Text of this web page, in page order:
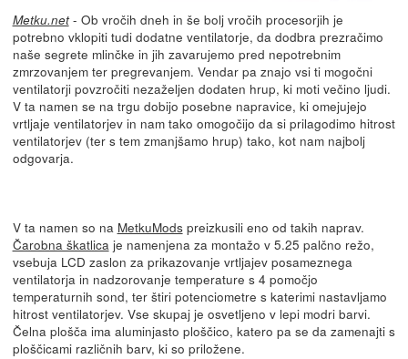
Metku.net- Ob vročih dneh in še bolj vročih procesorjih je
potrebno vklopiti tudi dodatne ventilatorje, da dodbra prezračimo
naše segrete mlinčke in jih zavarujemo pred nepotrebnim
zmrzovanjem ter pregrevanjem. Vendar pa znajo vsi ti mogočni
ventilatorji povzročiti nezaželjen dodaten hrup, ki moti večino ljudi.
V ta namen se na trgu dobijo posebne napravice, ki omejujejo
vrtljaje ventilatorjev in nam tako omogočijo da si prilagodimo hitrost
ventilatorjev (ter s tem zmanjšamo hrup) tako, kot nam najbolj
odgovarja.
V ta namen so na MetkuModspreizkusili eno od takih naprav.
Čarobna škatlicaje namenjena za montažo v 5.25 palčno režo,
vsebuja LCD zaslon za prikazovanje vrtljajev posameznega
ventilatorja in nadzorovanje temperature s 4 pomočjo
temperaturnih sond, ter štiri potenciometre s katerimi nastavljamo
hitrost ventilatorjev. Vse skupaj je osvetljeno v lepi modri barvi.
Čelna plošča ima aluminjasto ploščico, katero pa se da zamenajti s
ploščicami različnih barv, ki so priložene.